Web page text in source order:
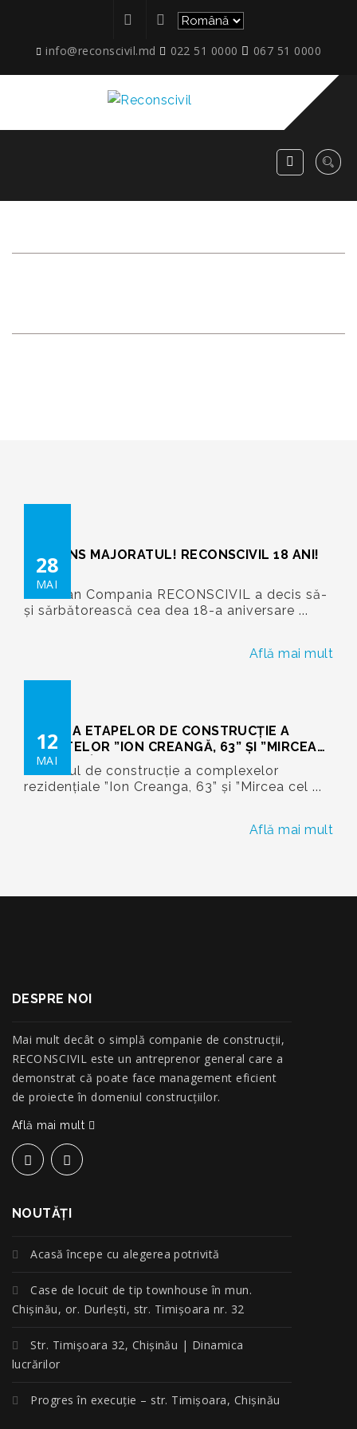
info@reconscivil.md 022 51 0000 067 51 0000
28
MAI
AM ATINS MAJORATUL! RECONSCIVIL 18 ANI!
Acest an Compania RECONSCIVIL a decis să-
și sărbătorească cea dea 18-a aniversare ...
Află mai mult
12
MAI
SINTEZA ETAPELOR DE CONSTRUCȚIE A
OBIECTELOR ”ION CREANGĂ, 63” ȘI ”MIRCEA
CEL BĂTRÎN, 42/2”
Procesul de construcție a complexelor
rezidențiale ”Ion Creanga, 63” și ”Mircea cel ...
Află mai mult
DESPRE NOI
Mai mult decât o simplă companie de construcţii,
RECONSCIVIL este un antreprenor general care a
demonstrat că poate face management eficient
de proiecte în domeniul construcțiilor.
Află mai mult
NOUTĂŢI
Acasă începe cu alegerea potrivită
Case de locuit de tip townhouse în mun.
Chișinău, or. Durlești, str. Timișoara nr. 32
Str. Timișoara 32, Chișinău | Dinamica
lucrărilor
Progres în execuție – str. Timișoara, Chișinău